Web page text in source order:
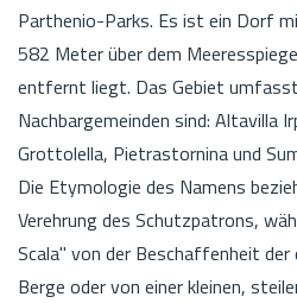
Parthenio-Parks. Es ist ein Dorf
582 Meter über dem
entfernt liegt. Das Gebiet
Nachbargemeinden sind: Altavilla
Grottolella, Pietrastornina und
Die Etymologie des Namens
Verehrung des Schutzpatrons,
Scala" von der Beschaffenheit
Berge oder von einer kleinen,